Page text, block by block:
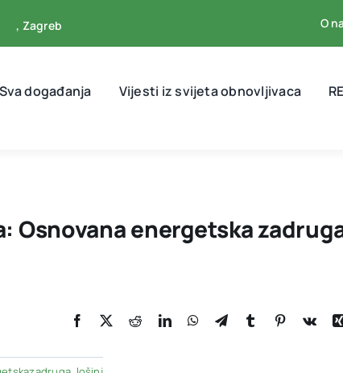
, Zagreb O
Sva događanja Vijesti iz svijeta obnovljivaca
Osnovana energetska